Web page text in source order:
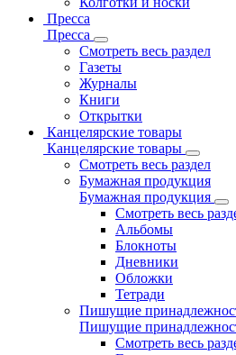
Пресса
Пресса
Смотреть весь раздел
Газеты
Журналы
Книги
Открытки
Канцелярские товары
Канцелярские товары
Смотреть весь раздел
Бумажная продукция
Бумажная продукция
Смотреть весь
Альбомы
Блокноты
Дневники
Обложки
Тетради
Пишущие
Пишущие
Смотреть весь